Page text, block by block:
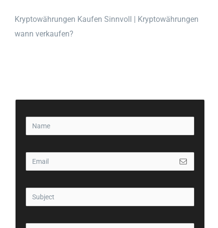
Kryptowährungen Kaufen Sinnvoll | Kryptowährungen
wann verkaufen?